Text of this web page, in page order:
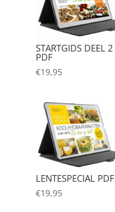
STARTGIDS DEEL 2
PDF
€19,95
LENTESPECIAL PDF
€19,95